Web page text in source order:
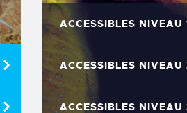
ACCESSIBLES NIVEAU
ACCESSIBLES NIVEAU
ACCESSIBLES NIVEAU